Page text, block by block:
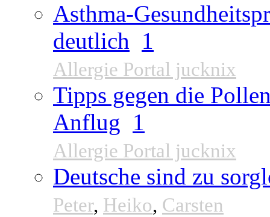
Asthma-
deutlich 1
Allergie Portal jucknix
Tipps gegen die
Anflug 1
Allergie Portal jucknix
Deutsche sind zu
Peter, Heiko, Carsten